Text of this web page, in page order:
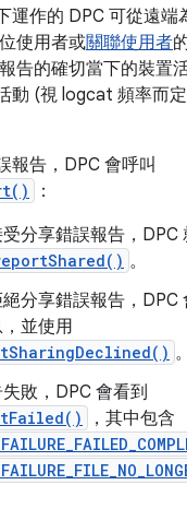
運作的 DPC 可從遠端
使用者或關聯使用者
告的確切當下的裝置
動 (視 logcat 頻率而
報告，DPC 會呼叫
：
分享錯誤報告，DPC
。
分享錯誤報告，DPC
並使用
。
敗，DPC 會看到
，其中包含